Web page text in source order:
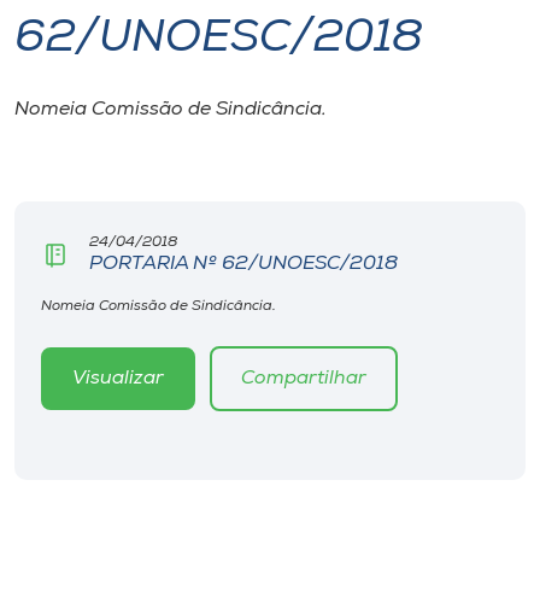
I.nova
CPA
Editora
62/UNOESC/2018
Nomeia Comissão de Sindicância.
24/04/2018
PORTARIA Nº 62/UNOESC/2018
Nomeia Comissão de Sindicância.
Visualizar Compartilhar